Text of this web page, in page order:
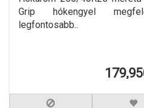
Grip hókengyel
legfontosabb..